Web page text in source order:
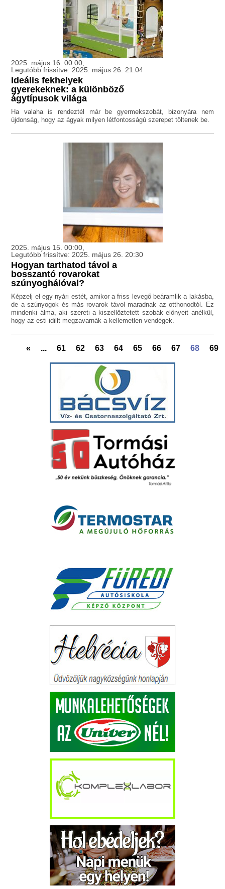
2025. május 16. 00:00,
Legutóbb frissítve: 2025. május 26. 21:04
Ideális fekhelyek
gyerekeknek: a különböző
ágytípusok világa
Ha valaha is rendeztél már be gyermekszobát, bizonyára nem
újdonság, hogy az ágyak milyen létfontosságú szerepet töltenek be.
2025. május 15. 00:00,
Legutóbb frissítve: 2025. május 26. 20:30
Hogyan tarthatod távol a
bosszantó rovarokat
szúnyoghálóval?
Képzelj el egy nyári estét, amikor a friss levegő beáramlik a lakásba,
de a szúnyogok és más rovarok távol maradnak az otthonodtól. Ez
mindenki álma, aki szereti a kiszellőztetett szobák előnyeit anélkül,
hogy az esti idillt megzavarnák a kellemetlen vendégek.
« ... 61 62 63 64 65 66 67 68 69